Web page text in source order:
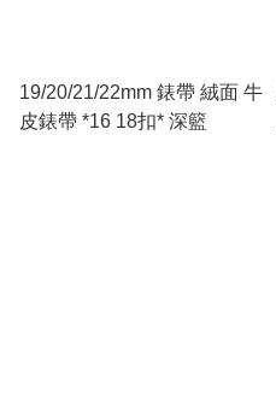
19/20/21/22mm 錶帶 絨面 牛
皮錶帶 *16 18扣* 深籃